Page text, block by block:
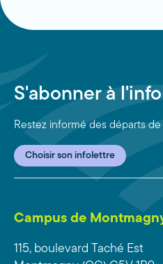
S'abonner à
Restez informé des départs
Choisir son infolettre
Campus de
115, boulevard Taché Est